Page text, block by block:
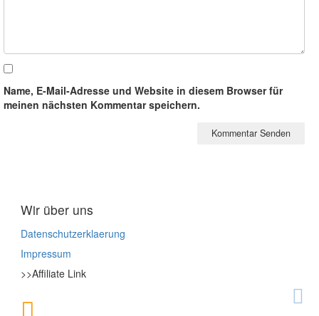
Name, E-Mail-Adresse und Website in diesem Browser für
meinen nächsten Kommentar speichern.
Wir über uns
Datenschutzerklaerung
Impressum
>>Affiliate Link